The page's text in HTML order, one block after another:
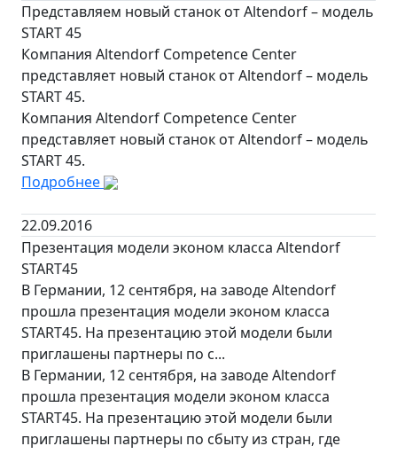
Представляем новый станок от Altendorf – модель
START 45
Компания Altendorf Competence Center
представляет новый станок от Altendorf – модель
START 45.
Компания Altendorf Competence Center
представляет новый станок от Altendorf – модель
START 45.
Подробнее
22.09.2016
Презентация модели эконом класса Altendorf
START45
В Германии, 12 сентября, на заводе Altendorf
прошла презентация модели эконом класса
START45. На презентацию этой модели были
приглашены партнеры по с...
В Германии, 12 сентября, на заводе Altendorf
прошла презентация модели эконом класса
START45. На презентацию этой модели были
приглашены партнеры по сбыту из стран, где